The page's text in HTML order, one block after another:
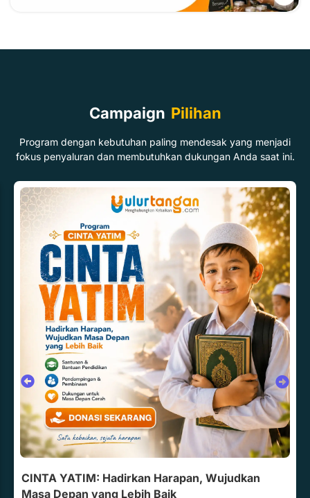
Campaign Pilihan
Program dengan kebutuhan paling mendesak yang menjadi
fokus penyaluran dan membutuhkan dukungan Anda saat ini.
CINTA YATIM: Hadirkan Harapan, Wujudkan
Masa Depan yang Lebih Baik